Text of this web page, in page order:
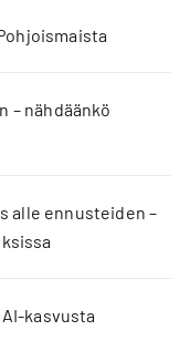
– nähdäänkö
alle ennusteiden –
kasvusta